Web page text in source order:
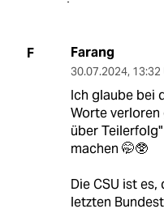
F Farang
30.07.2024, 13:32
Ich glaube bei
Worte verloren
über
machen 🤭🥸
Die CSU ist
letzten